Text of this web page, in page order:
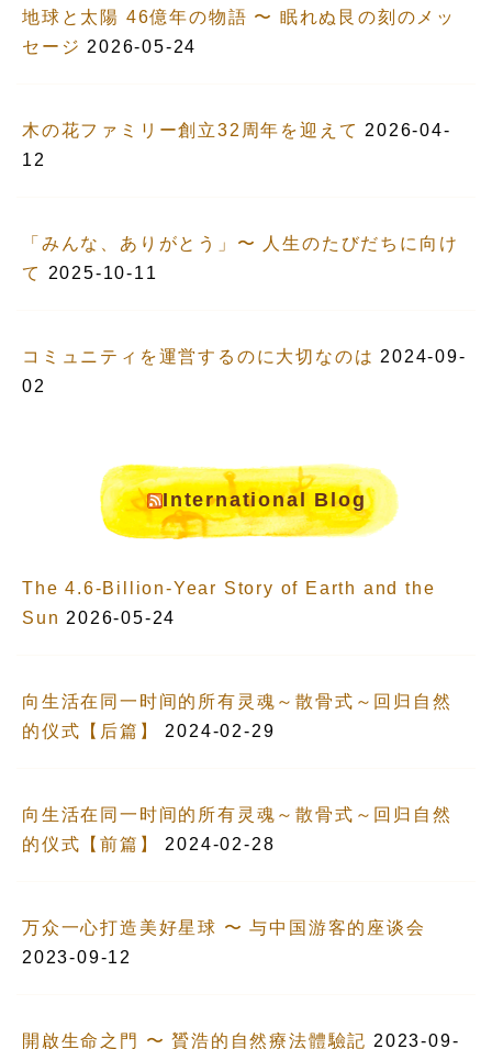
地球と太陽 46億年の物語 〜 眠れぬ艮の刻のメッ
セージ 2026-05-24
木の花ファミリー創立32周年を迎えて 2026-04-
12
「みんな、ありがとう」〜 人生のたびだちに向け
て
2025-10-11
コミュニティを運営するのに大切なのは 2024-09-
02
International Blog
The 4.6-Billion-Year Story of Earth and the
Sun 2026-05-24
向生活在同一时间的所有灵魂～散骨式～回归自然
的仪式【后篇】
2024-02-29
向生活在同一时间的所有灵魂～散骨式～回归自然
的仪式【前篇】
2024-02-28
万众一心打造美好星球 〜 与中国游客的座谈会
2023-09-12
開啟生命之門 〜 贇浩的自然療法體驗記 2023-09-